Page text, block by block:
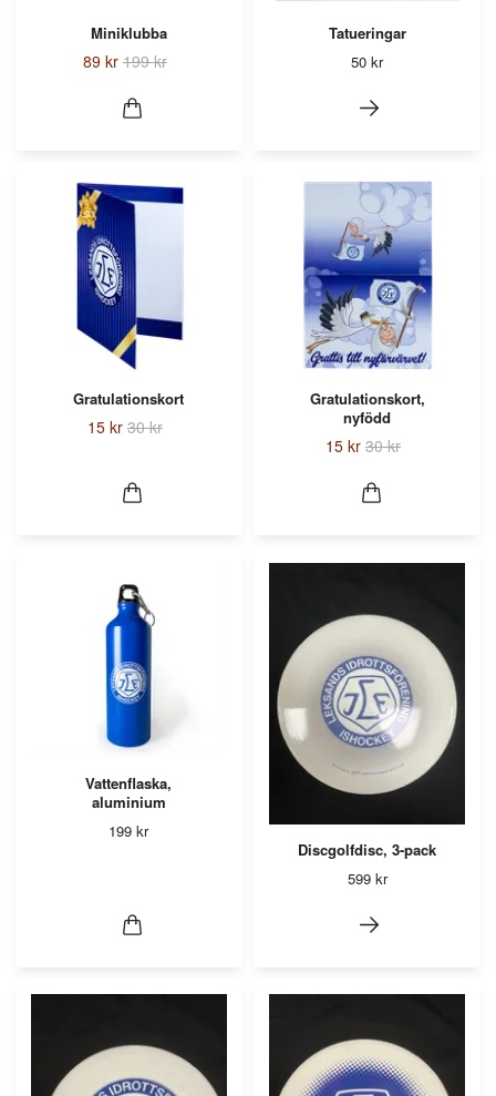
Miniklubba
89 kr 199 kr
Tatueringar
50 kr
Gratulationskort
15 kr 30 kr
Gratulationskort,
nyfödd
15 kr 30 kr
Vattenflaska,
aluminium
199 kr
Discgolfdisc, 3-pack
599 kr